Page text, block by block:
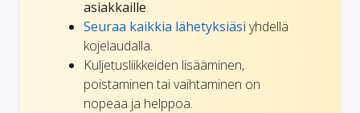
asiakkaille.
Seuraa kaikkia lähetyksiäsi yhdellä
kojelaudalla.
Kuljetusliikkeiden lisääminen,
poistaminen tai vaihtaminen on
nopeaa ja helppoa.